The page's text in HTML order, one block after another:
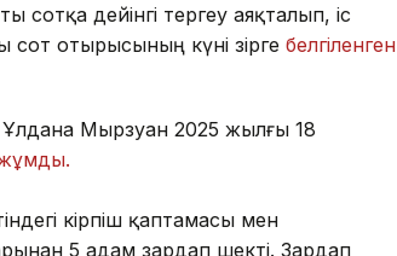
дейінгі тергеу аяқталып, іс
отырысының күні әзірге белгіленген
Мырзуан 2025 жылғы 18
кірпіш қаптамасы мен
5 адам зардап шекті. Зардап